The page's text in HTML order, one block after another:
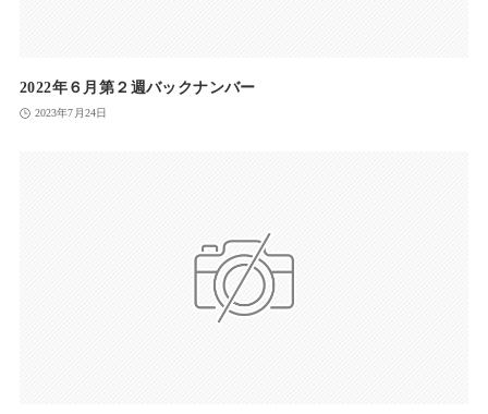
2022年６月第２週バックナンバー
2023年7月24日